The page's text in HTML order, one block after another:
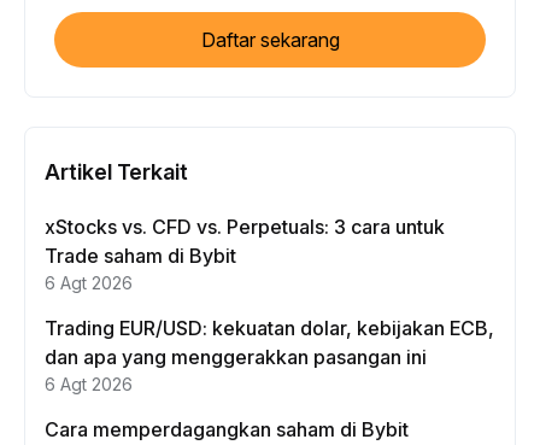
Daftar sekarang
Artikel Terkait
xStocks vs. CFD vs. Perpetuals: 3 cara untuk
Trade saham di Bybit
6 Agt 2026
Trading EUR/USD: kekuatan dolar, kebijakan ECB,
dan apa yang menggerakkan pasangan ini
6 Agt 2026
Cara memperdagangkan saham di Bybit